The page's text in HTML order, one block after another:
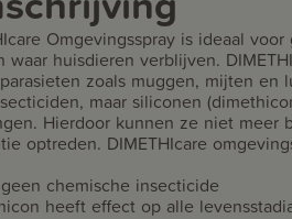
Omgevingsspray is ideaal
waar huisdieren verblijven.
zoals muggen, mijten en
maar siliconen
Hierdoor kunnen ze niet meer
optreden. DIMETHIcare
chemische insecticide
heeft effect op alle